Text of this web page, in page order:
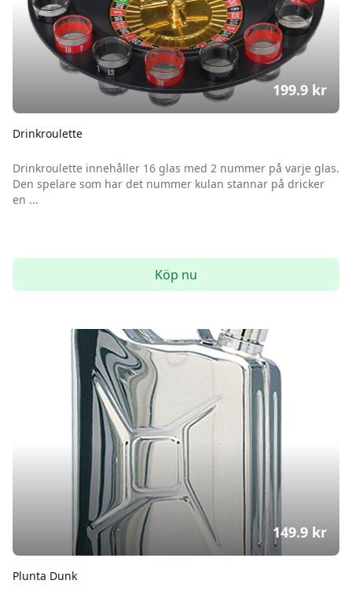
Drinkroulette
Drinkroulette innehåller 16 glas med 2 nummer på varje glas.
Den spelare som har det nummer kulan stannar på dricker
en ...
199.9 kr
Köp nu
Plunta Dunk
149.9 kr